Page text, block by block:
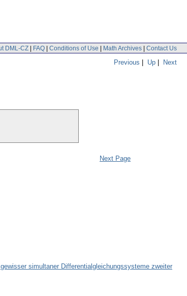
DML-CZ | FAQ | Conditions of Use | Math Archives | Contact Us
Previous | Up | Next
Next Page
simultaner Differentialgleichungssysteme zweiter